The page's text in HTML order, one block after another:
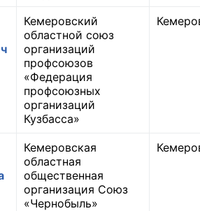
штаб
ОП КО
Кемеровский
областной союз
организаций
профсоюзов
«Федерация
профсоюзных
организаций
Кузбасса»
Кемеровская
областная
общественная
организация Союз
«Чернобыль»